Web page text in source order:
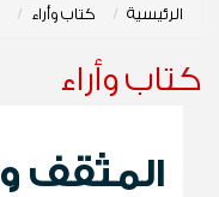
الرئيسية
كتاب وأراء
كتاب وأراء
المثقف